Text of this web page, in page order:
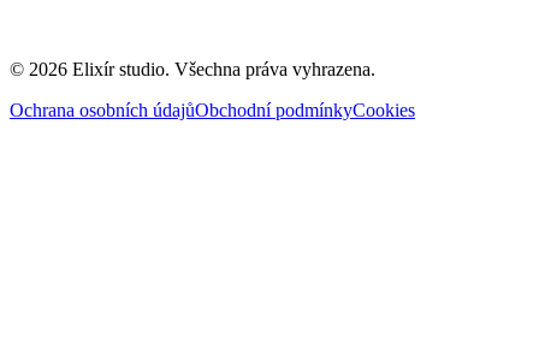
© 2026 Elixír studio. Všechna práva vyhrazena.
Ochrana osobních údajůObchodní podmínkyCookies